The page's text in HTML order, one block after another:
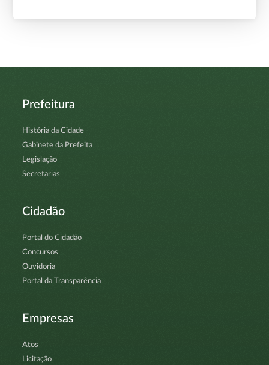
Prefeitura
História da Cidade
Gabinete da Prefeita
Legislação
Secretarias
Cidadão
Portal do Cidadão
Concursos
Ouvidoria
Portal da Transparência
Empresas
Atos
Licitação